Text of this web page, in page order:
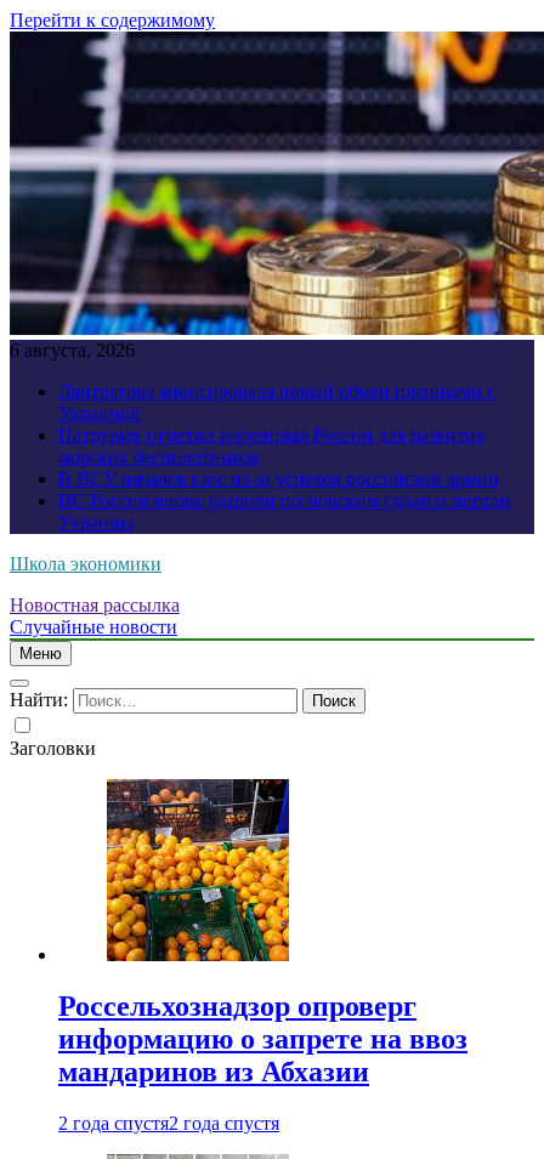
Перейти к содержимому
6 августа, 2026
Лантратова анонсировала новый обмен пленными с
Украиной
Патрушев отметил потенциал России для развития
морских беспилотников
В ВСУ начался хаос из-за успехов российской армии
ВС России вновь ударили по морским судам и портам
Украины
Школа экономики
Новостная рассылка
Случайные новости
Меню
Найти:
Заголовки
Россельхознадзор опроверг
информацию о запрете на ввоз
мандаринов из Абхазии
2 года спустя2 года спустя